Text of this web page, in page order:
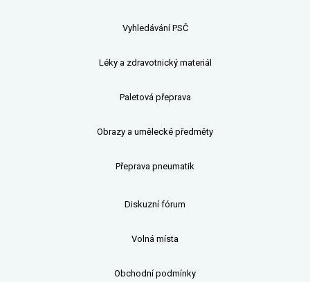
Vyhledávání PSČ
Léky a zdravotnický materiál
Paletová přeprava
Obrazy a umělecké předměty
Přeprava pneumatik
Diskuzní fórum
Volná místa
Obchodní podmínky